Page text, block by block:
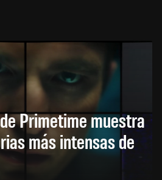
Primetime muestra
más intensas de